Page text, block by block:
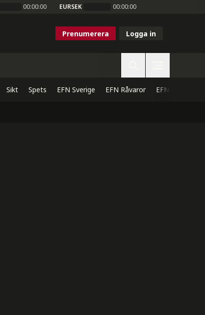
00:00:00 EURSEK 00:00:00
Prenumerera Logga in
Sikt Spets EFN Sverige EFN Råvaror EFN Direkt